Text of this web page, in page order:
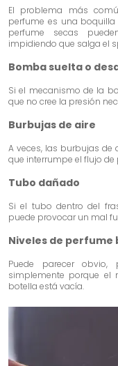
El problema más
perfume es una
perfume secas
impidiendo que salga el
Bomba suelta o
Si el mecanismo de la
que no cree la presión
Burbujas de aire
A veces, las burbujas de
que interrumpe el flujo
Tubo dañado
Si el tubo dentro del
puede provocar un mal
Niveles de perfume
Puede parecer
simplemente porque el
botella está vacía.